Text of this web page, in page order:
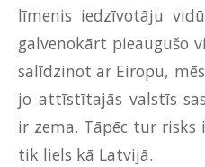
līmenis iedzīvotāju
galvenokārt pieaugušo
salīdzinot ar Eiropu,
jo attīstītajās valstīs
ir zema. Tāpēc tur
tik liels kā Latvijā.